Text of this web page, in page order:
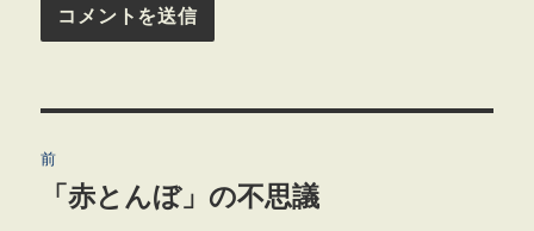
稿
前
前「赤とんぼ」の不思議